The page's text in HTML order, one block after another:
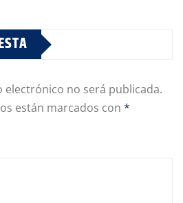
electrónico no será publicada.
están marcados con *